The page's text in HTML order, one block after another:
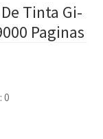
Tinta Gi-
Paginas
0